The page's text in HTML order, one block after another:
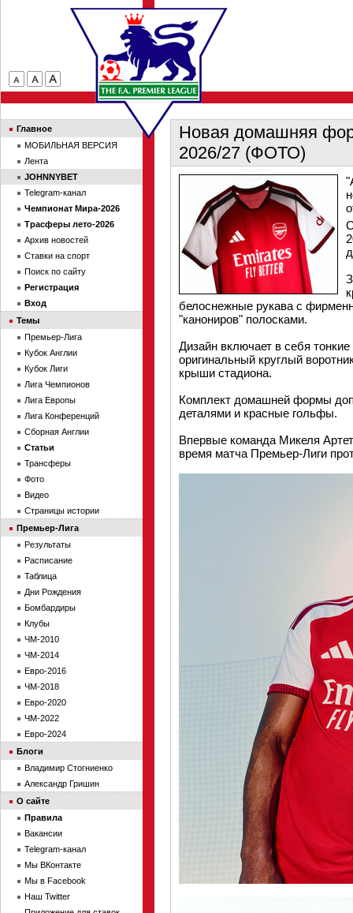
Новая домашняя
2026/27 (ФОТО)
белоснежные рукава с
"канониров" полосками.
Дизайн включает в себя
оригинальный круглый
крыши стадиона.
Комплект домашней формы
деталями и красные гольфы.
Впервые команда Микеля
время матча Премьер-Лиги
Главное
МОБИЛЬНАЯ ВЕРСИЯ
Лента
JOHNNYBET
Telegram-канал
Чемпионат Мира-2026
Трасферы лето-2026
Архив новостей
Ставки на спорт
Поиск по сайту
Регистрация
Вход
Темы
Премьер-Лига
Кубок Англии
Кубок Лиги
Лига Чемпионов
Лига Европы
Лига Конференций
Сборная Англии
Статьи
Трансферы
Фото
Видео
Страницы истории
Премьер-Лига
Результаты
Расписание
Таблица
Дни Рождения
Бомбардиры
Клубы
ЧМ-2010
ЧМ-2014
Евро-2016
ЧМ-2018
Евро-2020
ЧМ-2022
Евро-2024
Блоги
Владимир Стогниенко
Александр Гришин
О сайте
Правила
Вакансии
Telegram-канал
Мы ВКонтакте
Мы в Facebook
Наш Twitter